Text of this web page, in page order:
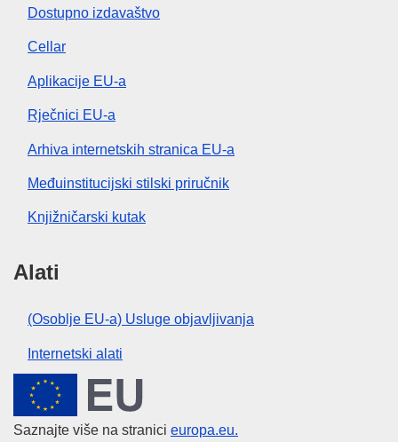
Dostupno izdavaštvo
Cellar
Aplikacije EU-a
Rječnici EU-a
Arhiva internetskih stranica EU-a
Međuinstitucijski stilski priručnik
Knjižničarski kutak
Alati
(Osoblje EU-a) Usluge objavljivanja
Internetski alati
Europska unija
Saznajte više na stranici europa.eu.